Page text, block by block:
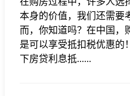
本身的价值，我们还需要
而，你知道吗？在中国，
是可以享受抵扣税优惠的
下房贷利息抵......